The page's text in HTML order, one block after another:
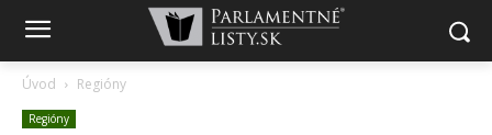
Úvod Regióny
Regióny